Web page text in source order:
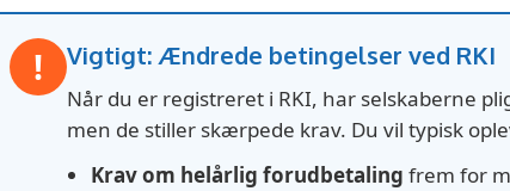
! Vigtigt: Ændrede betingelser ved RKI
Når du er registreret i RKI, har selskaberne
men de stiller skærpede krav. Du vil typisk
Krav om helårlig forudbetaling frem for